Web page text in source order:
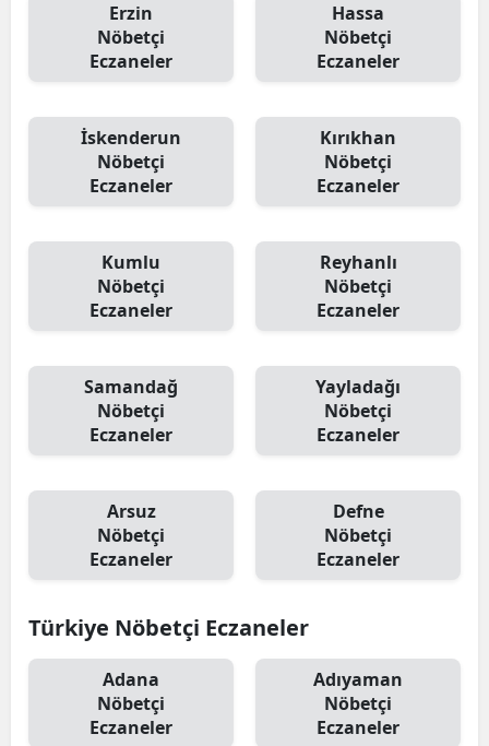
Erzin
Nöbetçi
Eczaneler
Hassa
Nöbetçi
Eczaneler
İskenderun
Nöbetçi
Eczaneler
Kırıkhan
Nöbetçi
Eczaneler
Kumlu
Nöbetçi
Eczaneler
Reyhanlı
Nöbetçi
Eczaneler
Samandağ
Nöbetçi
Eczaneler
Yayladağı
Nöbetçi
Eczaneler
Arsuz
Nöbetçi
Eczaneler
Defne
Nöbetçi
Eczaneler
Türkiye Nöbetçi Eczaneler
Adana
Nöbetçi
Eczaneler
Adıyaman
Nöbetçi
Eczaneler